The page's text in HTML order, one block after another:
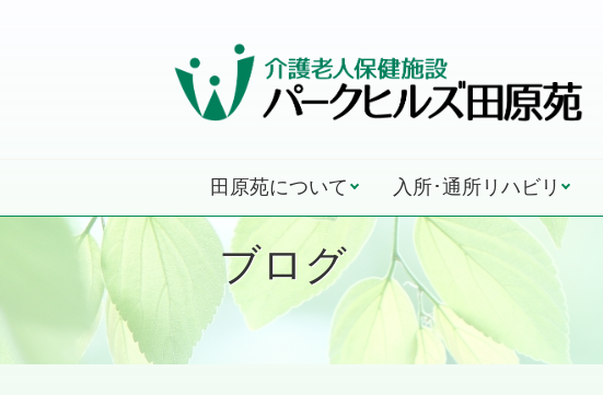
田原苑について 入所･通所リハビリ
ブログ